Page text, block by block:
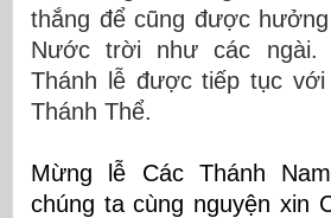
thắng để cũng được
Nước trời như các ngài.
Thánh lễ được tiếp tục với
Thánh Thể.
Mừng lễ Các Thánh
chúng ta cùng nguyện xin